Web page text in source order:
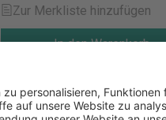
Zur Merkliste hinzufügen
In den Warenkorb